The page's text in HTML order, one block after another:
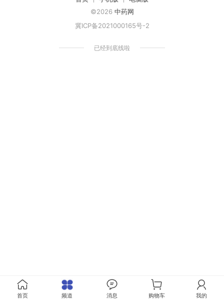
©2026 中药网
冀ICP备2021000165号-2
已经到底线啦
首页 频道 消息 购物车 我的